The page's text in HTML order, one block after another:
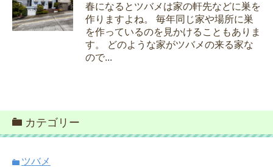
春になるとツバメは家の軒先などに巣を
作りますよね。 毎年同じ家や場所に巣
を作っているのを見かけることもありま
す。 どのような家がツバメの来る家な
ので...
カテゴリー
ツバメ